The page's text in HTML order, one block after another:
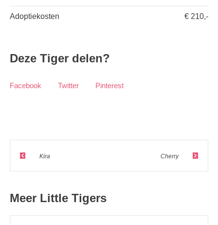
Adoptiekosten € 210,-
Deze Tiger delen?
Facebook Twitter Pinterest
Kira Cherry
Meer Little Tigers